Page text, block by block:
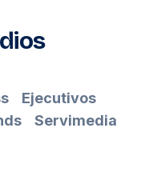
Ejecutivos
Servimedia